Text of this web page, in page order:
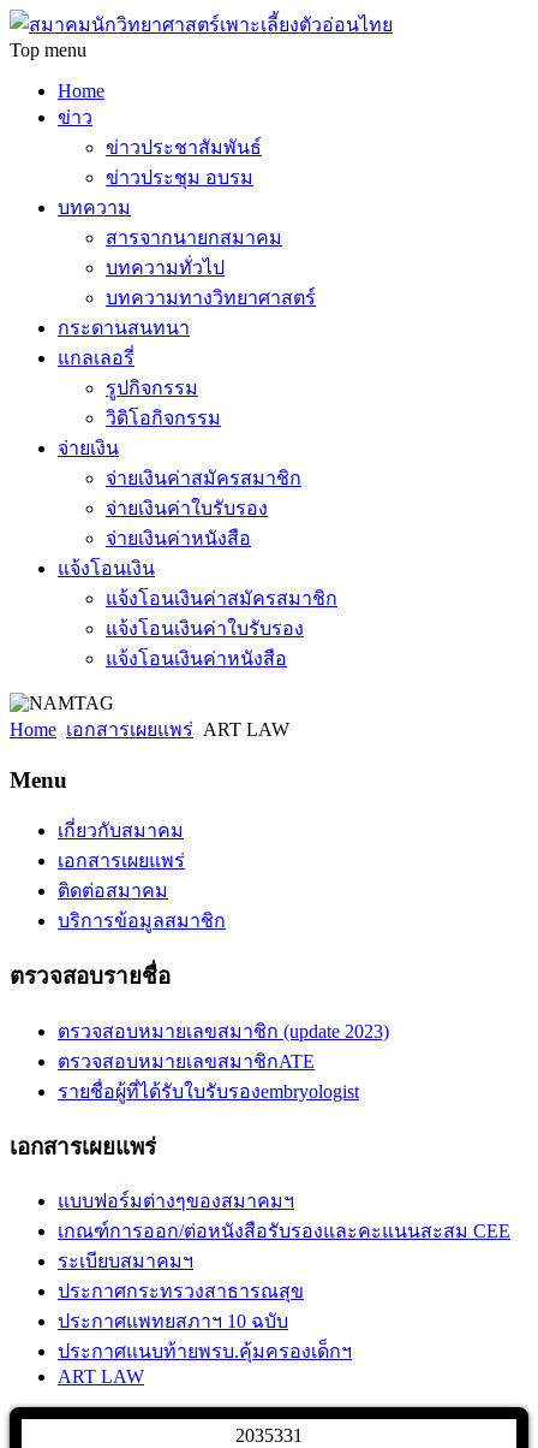
Top menu
Home
ข่าว
ข่าวประชาสัมพันธ์
ข่าวประชุม อบรม
บทความ
สารจากนายกสมาคม
บทความทั่วไป
บทความทางวิทยาศาสตร์
กระดานสนทนา
แกลเลอรี่
รูปกิจกรรม
วิดิโอกิจกรรม
จ่ายเงิน
จ่ายเงินค่าสมัครสมาชิก
จ่ายเงินค่าใบรับรอง
จ่ายเงินค่าหนังสือ
แจ้งโอนเงิน
แจ้งโอนเงินค่าสมัครสมาชิก
แจ้งโอนเงินค่าใบรับรอง
แจ้งโอนเงินค่าหนังสือ
Home เอกสารเผยแพร่ ART LAW
Menu
เกี่ยวกับสมาคม
เอกสารเผยแพร่
ติดต่อสมาคม
บริการข้อมูลสมาชิก
ตรวจสอบรายชื่อ
ตรวจสอบหมายเลขสมาชิก (update 2023)
ตรวจสอบหมายเลขสมาชิกATE
รายชื่อผู้ที่ได้รับใบรับรองembryologist
เอกสารเผยแพร่
แบบฟอร์มต่างๆของสมาคมฯ
เกณฑ์การออก/ต่อหนังสือรับรองและคะแนนสะสม CEE
ระเบียบสมาคมฯ
ประกาศกระทรวงสาธารณสุข
ประกาศแพทยสภาฯ 10 ฉบับ
ประกาศแนบท้ายพรบ.คุ้มครองเด็กฯ
ART LAW
2035331